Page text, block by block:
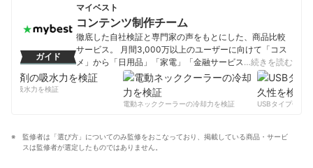
Japan、三井不動産等の広告やその他媒体などで幅広く
活動中。
松島徹のプロフィール
ガイド
マイベスト
コンテンツ制作チーム
徹底した自社検証と専門家の声をもとにした、商品比較
サービス。 月間3,000万以上のユーザーに向けて「コス
メ」から「日用品」「家電」「金融サービス」まで、ベ
ストな商品を選んでもらうために、毎日コンテンツを制
コンテンツ制作チームのプロフィール
…続きを読む
の吸水力を検証
電動ネッククーラーの冷却力を検証
USBタイプCケー
監修者は「選び方」についてのみ監修をおこなっており、掲載している商品・サービ
スは監修者が選定したものではありません。